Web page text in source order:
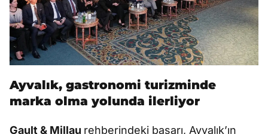
Ayvalık, gastronomi turizminde
marka olma yolunda ilerliyor
Gault & Millau rehberindeki başarı, Ayvalık’ın